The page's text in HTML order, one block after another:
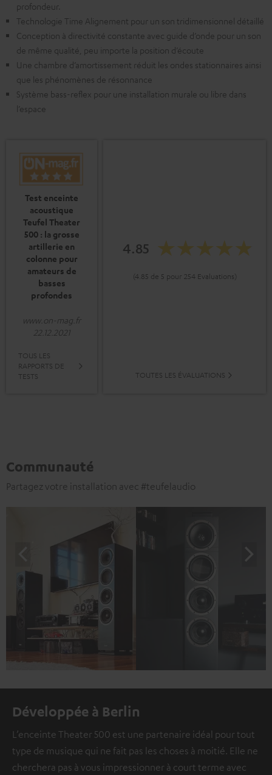
profondeur.
Technologie Time Alignement pour un son tridimensionnel détaillé
Conception à directivité constante avec guide d’onde pour un son
de même qualité, peu importe la position d’écoute
Une chambre d’amortissement réduit les ondes stationnaires ainsi
que les phénomènes de résonnance
Système bass-reflex pour une installation murale ou libre dans
l’espace
Test enceinte
acoustique
Teufel Theater
500 : la grosse
artillerie en
colonne pour
amateurs de
basses
profondes
www.on-mag.fr
22.12.2021
TOUS LES
RAPPORTS DE
TESTS
4.85
(4.85 de 5 pour 254 Evaluations)
TOUTES LES ÉVALUATIONS
Communauté
Partagez votre installation avec #teufelaudio
Développée à Berlin
L’enceinte Theater 500 est une partenaire idéal pour tout
type de musique qui ne fait pas les choses à moitié. Elle ne
cherchera pas à vous impressionner à court terme avec